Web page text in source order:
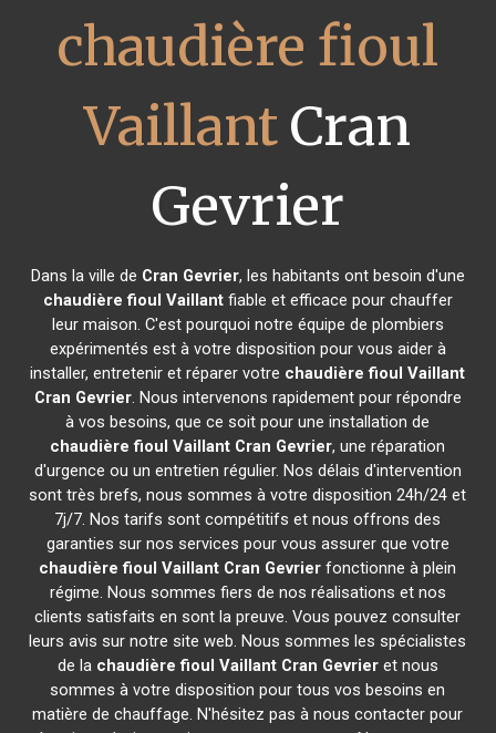
chaudière fioul
Vaillant Cran
Gevrier
Dans la ville de Cran Gevrier, les habitants ont besoin d'une
chaudière fioul Vaillantfiable et efficace pour chauffer
leur maison. C'est pourquoi notre équipe de plombiers
expérimentés est à votre disposition pour vous aider à
installer, entretenir et réparer votre chaudière fioul Vaillant
Cran Gevrier. Nous intervenons rapidement pour répondre
à vos besoins, que ce soit pour une installation de
chaudière fioul Vaillant Cran Gevrier, une réparation
d'urgence ou un entretien régulier. Nos délais d'intervention
sont très brefs, nous sommes à votre disposition 24h/24 et
7j/7. Nos tarifs sont compétitifs et nous offrons des
garanties sur nos services pour vous assurer que votre
chaudière fioul Vaillant Cran Gevrier fonctionne à plein
régime. Nous sommes fiers de nos réalisations et nos
clients satisfaits en sont la preuve. Vous pouvez consulter
leurs avis sur notre site web. Nous sommes les spécialistes
de la chaudière fioul Vaillant Cran Gevrieret nous
sommes à votre disposition pour tous vos besoins en
matière de chauffage. N'hésitez pas à nous contacter pour